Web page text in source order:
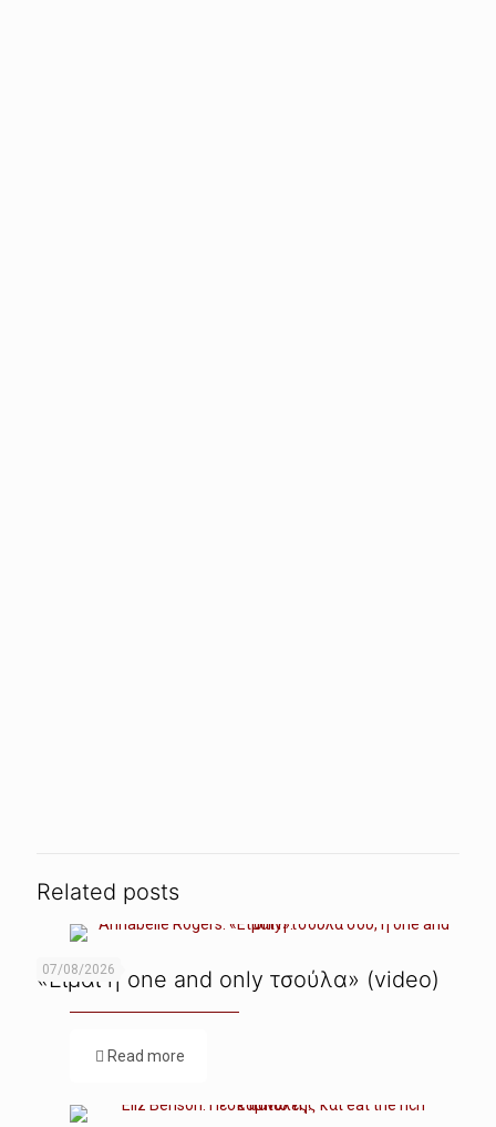
Related posts
07/08/2026
«Είμαι η one and only τσούλα» (video)
Read more